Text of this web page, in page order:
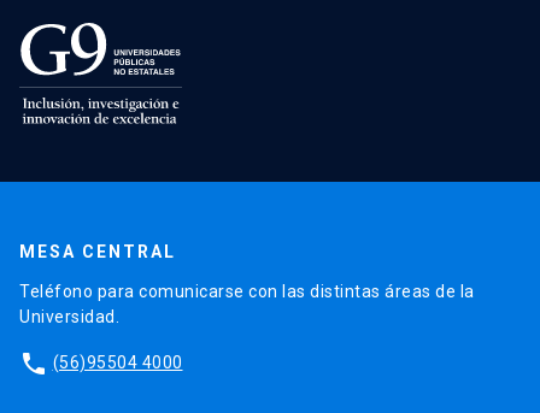
MESA CENTRAL
Teléfono para comunicarse con las distintas áreas de la
Universidad.
phone (56)95504 4000